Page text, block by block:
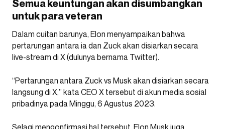
Semua keuntungan akan disumbangkan
untuk para veteran
Dalam cuitan barunya, Elon menyampaikan bahwa
pertarungan antara ia dan Zuck akan disiarkan secara
live-stream di X (dulunya bernama Twitter).
“Pertarungan antara Zuck vs Musk akan disiarkan secara
langsung di X,” kata CEO X tersebut di akun media sosial
pribadinya pada Minggu, 6 Agustus 2023.
Selagi mengonfirmasi hal tersebut, Elon Musk juga